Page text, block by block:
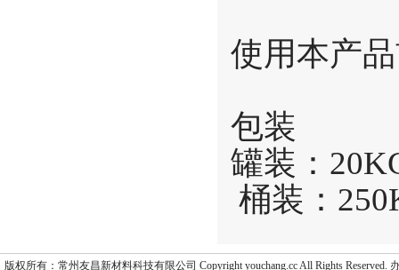
使用本产
包装
罐装：
桶装：
版权所有：常州友昌新材料科技有限公司 Copyright youchang.cc All Rights